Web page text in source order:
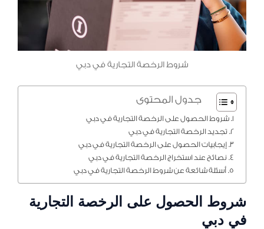
شروط الرخصة التجارية في دبي
جدول المحتوى
شروط الحصول على الرخصة التجارية في دبي
تجديد الرخصة التجارية في دبي
إيجابيات الحصول على الرخصة التجارية في دبي
نصائح عند استخراج الرخصة التجارية في دبي
أسئلة شائعة عن شروط الرخصة التجارية في دبي
شروط الحصول على الرخصة التجارية
في دبي